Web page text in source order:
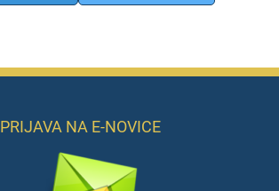
PRIJAVA NA E-NOVICE